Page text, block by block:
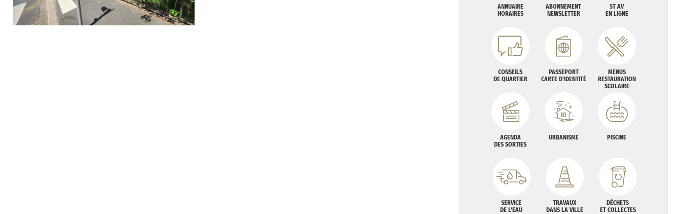
ANNUAIRE
HORAIRES
ABONNEMENT
NEWSLETTER
ST AV
EN LIGNE
CONSEILS
DE QUARTIER
PASSEPORT
CARTE D'IDENTITÉ
MENUS
RESTAURATION
SCOLAIRE
AGENDA
DES SORTIES
URBANISME PISCINE
SERVICE
DE L'EAU
TRAVAUX
DANS LA VILLE
DÉCHETS
ET COLLECTES